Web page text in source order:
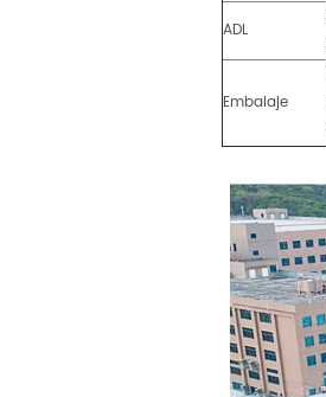
ADL
Embalaje